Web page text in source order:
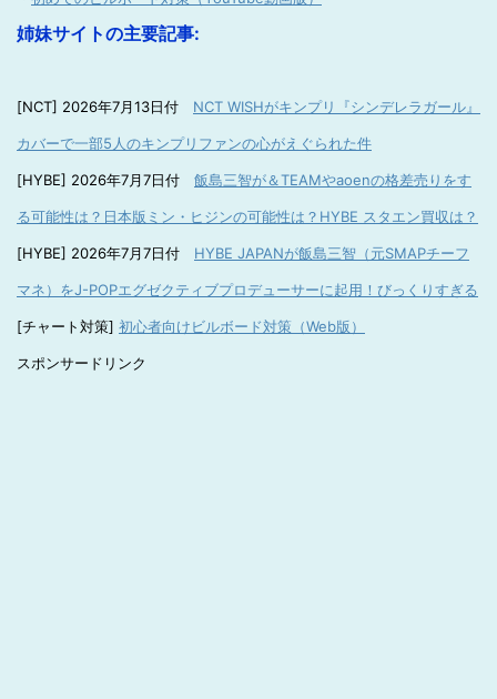
姉妹サイトの主要記事:
[NCT] 2026年7月13日付 NCT WISHがキンプリ『シンデレラガール』
カバーで一部5人のキンプリファンの心がえぐられた件
[HYBE] 2026年7月7日付 飯島三智が＆TEAMやaoenの格差売りをす
る可能性は？日本版ミン・ヒジンの可能性は？HYBE スタエン買収は？
[HYBE] 2026年7月7日付 HYBE JAPANが飯島三智（元SMAPチーフ
マネ）をJ-POPエグゼクティブプロデューサーに起用！びっくりすぎる
[チャート対策] 初心者向けビルボード対策（Web版）
スポンサードリンク